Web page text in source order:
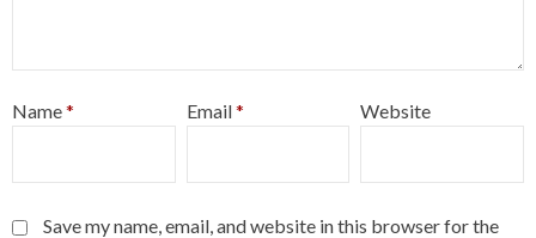
Name* Email* Website
Save my name, email, and website in this browser for the